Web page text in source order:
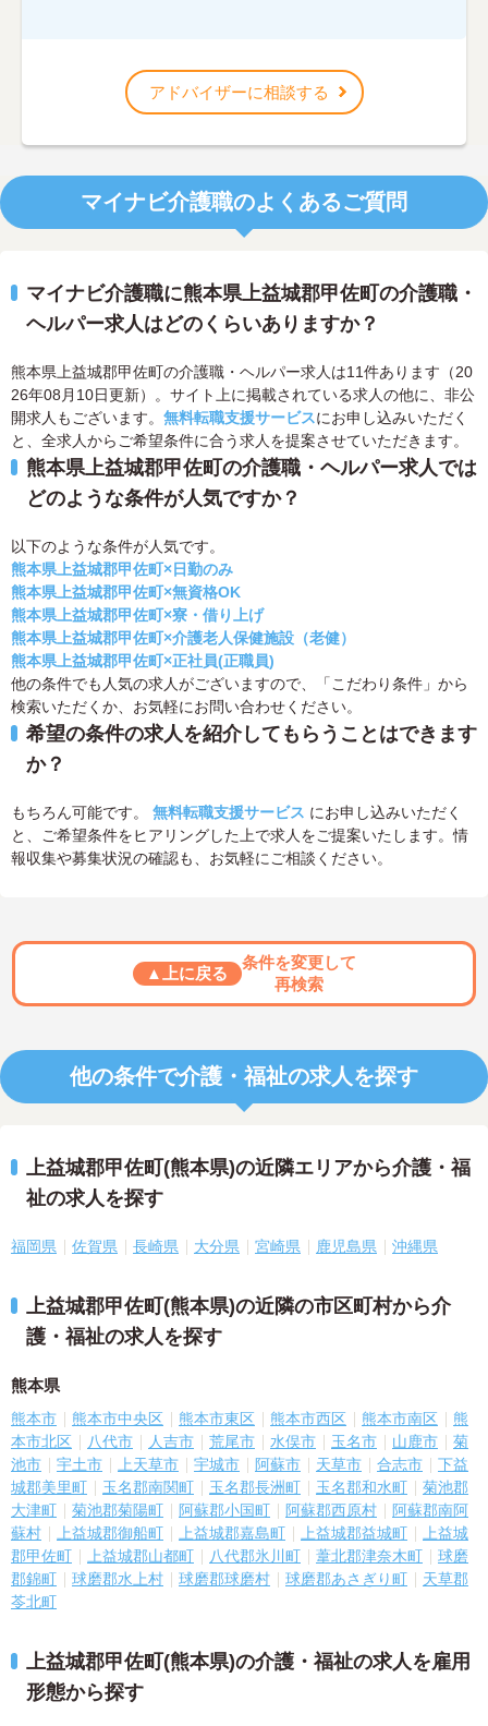
アドバイザーに相談する
マイナビ介護職のよくあるご質問
マイナビ介護職に熊本県上益城郡甲佐町の介護職・
ヘルパー求人はどのくらいありますか？
熊本県上益城郡甲佐町の介護職・ヘルパー求人は11件あります（20
26年08月10日更新）。サイト上に掲載されている求人の他に、非公
開求人もございます。 無料転職支援サービスにお申し込みいただく
と、全求人からご希望条件に合う求人を提案させていただきます。
熊本県上益城郡甲佐町の介護職・ヘルパー求人では
どのような条件が人気ですか？
以下のような条件が人気です。
熊本県上益城郡甲佐町×日勤のみ
熊本県上益城郡甲佐町×無資格OK
熊本県上益城郡甲佐町×寮・借り上げ
熊本県上益城郡甲佐町×介護老人保健施設（老健）
熊本県上益城郡甲佐町×正社員(正職員)
他の条件でも人気の求人がございますので、「こだわり条件」から
検索いただくか、お気軽にお問い合わせください。
希望の条件の求人を紹介してもらうことはできます
か？
もちろん可能です。 無料転職支援サービス にお申し込みいただく
と、ご希望条件をヒアリングした上で求人をご提案いたします。情
報収集や募集状況の確認も、お気軽にご相談ください。
▲上に戻る
条件を変更して
再検索
他の条件で介護・福祉の求人を探す
上益城郡甲佐町(熊本県)の近隣エリアから介護・福
祉の求人を探す
福岡県 佐賀県 長崎県 大分県 宮崎県 鹿児島県 沖縄県
上益城郡甲佐町(熊本県)の近隣の市区町村から介
護・福祉の求人を探す
熊本県
熊本市 熊本市中央区 熊本市東区 熊本市西区 熊本市南区
熊
本市北区
八代市 人吉市 荒尾市 水俣市 玉名市 山鹿市
菊
池市
宇土市 上天草市 宇城市 阿蘇市 天草市 合志市
下益
城郡美里町
玉名郡南関町 玉名郡長洲町 玉名郡和水町
菊池郡
大津町
菊池郡菊陽町 阿蘇郡小国町 阿蘇郡西原村
阿蘇郡南阿
蘇村
上益城郡御船町 上益城郡嘉島町 上益城郡益城町
上益城
郡甲佐町
上益城郡山都町 八代郡氷川町 葦北郡津奈木町
球磨
郡錦町
球磨郡水上村 球磨郡球磨村 球磨郡あさぎり町
天草郡
苓北町
上益城郡甲佐町(熊本県)の介護・福祉の求人を雇用
形態から探す